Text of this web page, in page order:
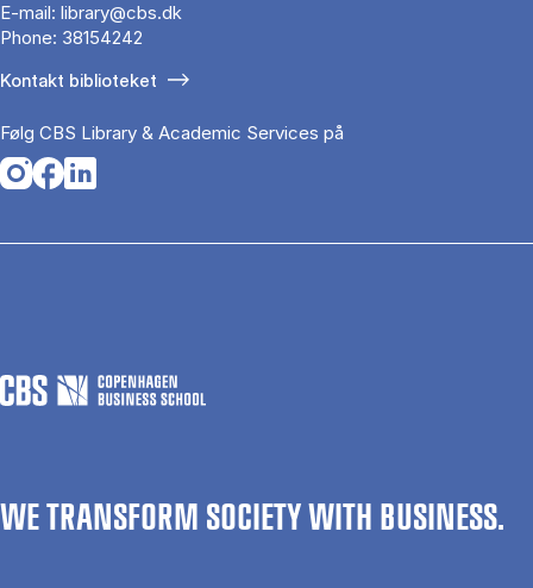
E-mail: library@cbs.dk
Phone: 38154242
Kontakt biblioteket
Følg CBS Library & Academic Services på
Opens in a new tab
Opens in a new tab
Opens in a new tab
WE TRANSFORM SOCIETY WITH BUSINESS.